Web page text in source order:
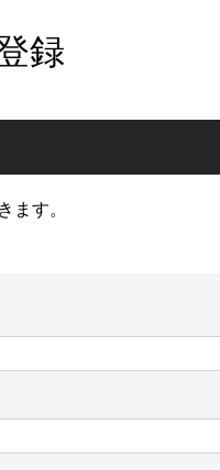
録
ます。